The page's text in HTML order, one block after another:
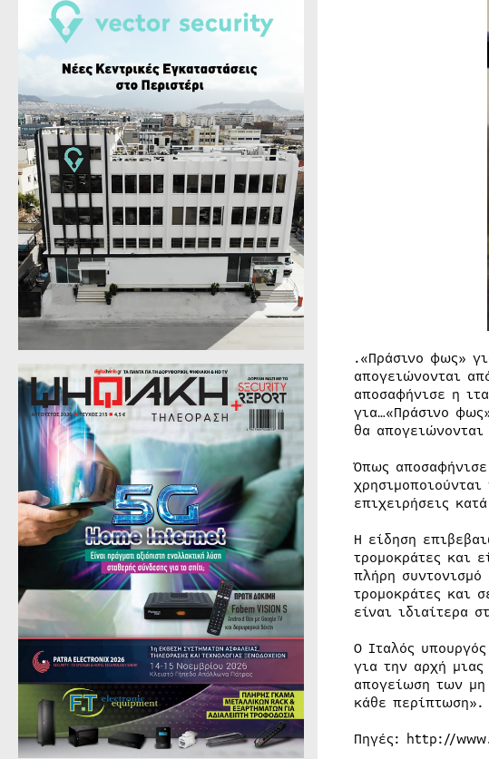
.«Πράσινο φως»
απογειώνονται
αποσαφήνισε η
για…«Πράσινο
θα
Όπως
επιχειρήσεις
H είδηση
τρομοκράτες και
πλήρη
τρομοκράτες και
είναι ιδιαίτερα
Ο Ιταλός
για την αρχή
απογείωση των
κάθε περίπτωση».
Πηγές: http://